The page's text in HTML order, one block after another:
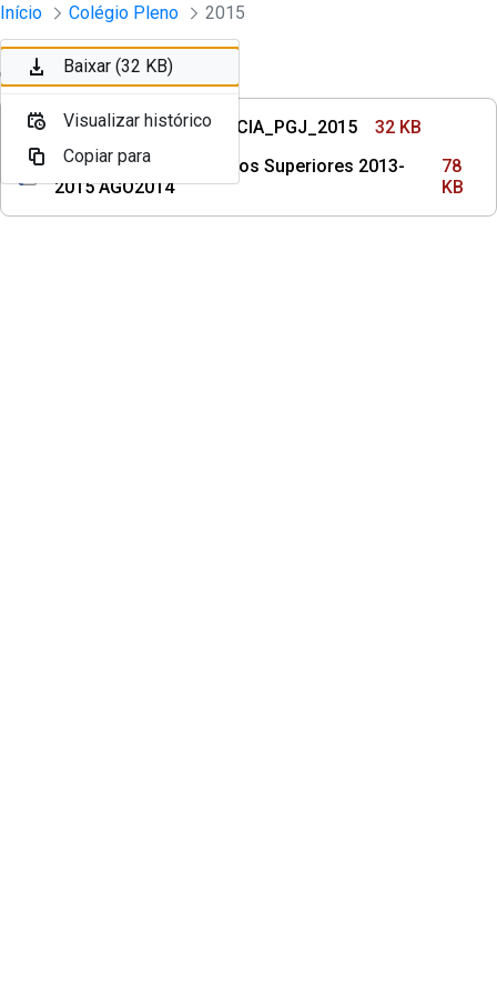
Pular para o Conteúdo principal
Sessões e Reuniões - Documentos
Início Colégio Pleno 2015
Ordenar Filtro
Formulario_DESISTENCIA_PGJ_2015
32 KB
Composição dos orgãos Superiores 2013-
2015 AGO2014
78
KB
Baixar (32 KB)
Visualizar histórico
Copiar para